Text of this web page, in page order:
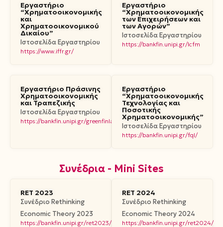
Εργαστήριο
“Χρηματοοικονομικής
και
Χρηματοοικονομικού
Δικαίου”
Ιστοσελίδα Εργαστηρίου
https://www.iffr.gr/
Εργαστήριο
“Χρηματοοικονομικής
των Επιχειρήσεων και
των Αγορών”
Ιστοσελίδα Εργαστηρίου
https://bankfin.unipi.gr/lcfm
Εργαστήριο Πράσινης
Χρηματοοικονομικής
και Τραπεζικής
Ιστοσελίδα Εργαστηρίου
https://bankfin.unipi.gr/greenfinlab/
Εργαστήριο
“Χρηματοοικονομικής
Τεχνολογίας και
Ποσοτικής
Χρηματοοικονομικής”
Ιστοσελίδα Εργαστηρίου
https://bankfin.unipi.gr/fql/
Συνέδρια - Mini Sites
RET 2023
Συνέδριο Rethinking
Economic Theory 2023
https://bankfin.unipi.gr/ret2023/index.html
RET 2024
Συνέδριο Rethinking
Economic Theory 2024
https://bankfin.unipi.gr/ret2024/